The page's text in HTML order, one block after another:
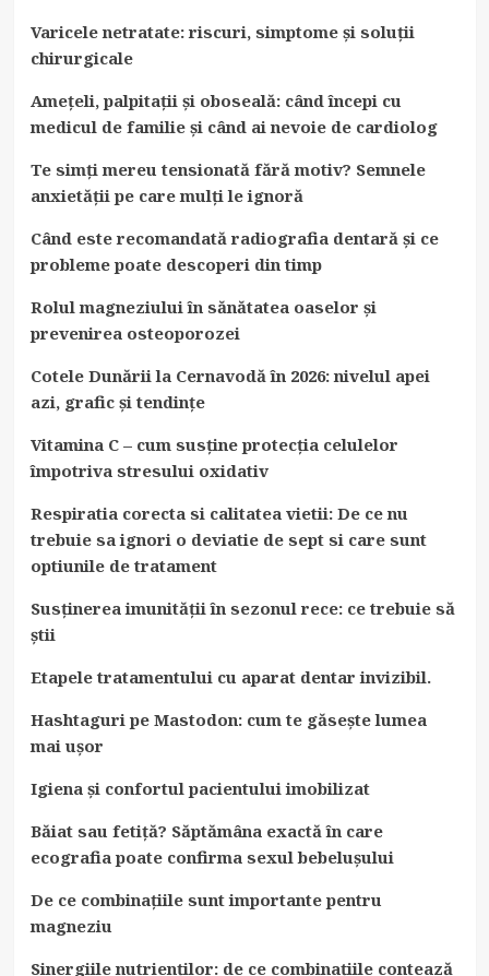
Varicele netratate: riscuri, simptome și soluții
chirurgicale
Amețeli, palpitații și oboseală: când începi cu
medicul de familie și când ai nevoie de cardiolog
Te simți mereu tensionată fără motiv? Semnele
anxietății pe care mulți le ignoră
Când este recomandată radiografia dentară și ce
probleme poate descoperi din timp
Rolul magneziului în sănătatea oaselor și
prevenirea osteoporozei
Cotele Dunării la Cernavodă în 2026: nivelul apei
azi, grafic și tendințe
Vitamina C – cum susține protecția celulelor
împotriva stresului oxidativ
Respiratia corecta si calitatea vietii: De ce nu
trebuie sa ignori o deviatie de sept si care sunt
optiunile de tratament
Susținerea imunității în sezonul rece: ce trebuie să
știi
Etapele tratamentului cu aparat dentar invizibil.
Hashtaguri pe Mastodon: cum te găsește lumea
mai ușor
Igiena și confortul pacientului imobilizat
Băiat sau fetiță? Săptămâna exactă în care
ecografia poate confirma sexul bebelușului
De ce combinațiile sunt importante pentru
magneziu
Sinergiile nutrienților: de ce combinațiile contează